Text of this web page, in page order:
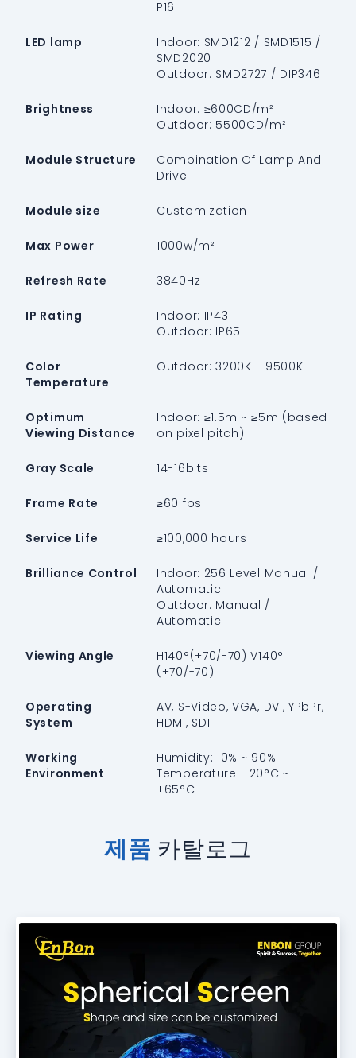
P16
LED lamp
Indoor: SMD1212 / SMD1515 /
SMD2020
Outdoor: SMD2727 / DIP346
Brightness
Indoor: ≥600CD/m²
Outdoor: 5500CD/m²
Module Structure
Combination Of Lamp And
Drive
Module size Customization
Max Power 1000w/m²
Refresh Rate 3840Hz
IP Rating
Indoor: IP43
Outdoor: IP65
Color
Temperature
Outdoor: 3200K - 9500K
Optimum
Viewing Distance
Indoor: ≥1.5m ~ ≥5m (based
on pixel pitch)
Gray Scale 14-16bits
Frame Rate ≥60 fps
Service Life ≥100,000 hours
Brilliance Control
Indoor: 256 Level Manual /
Automatic
Outdoor: Manual /
Automatic
Viewing Angle
H140°(+70/-70) V140°
(+70/-70)
Operating
System
AV, S-Video, VGA, DVI, YPbPr,
HDMI, SDI
Working
Environment
Humidity: 10% ~ 90%
Temperature: -20°C ~
+65°C
제품 카탈로그